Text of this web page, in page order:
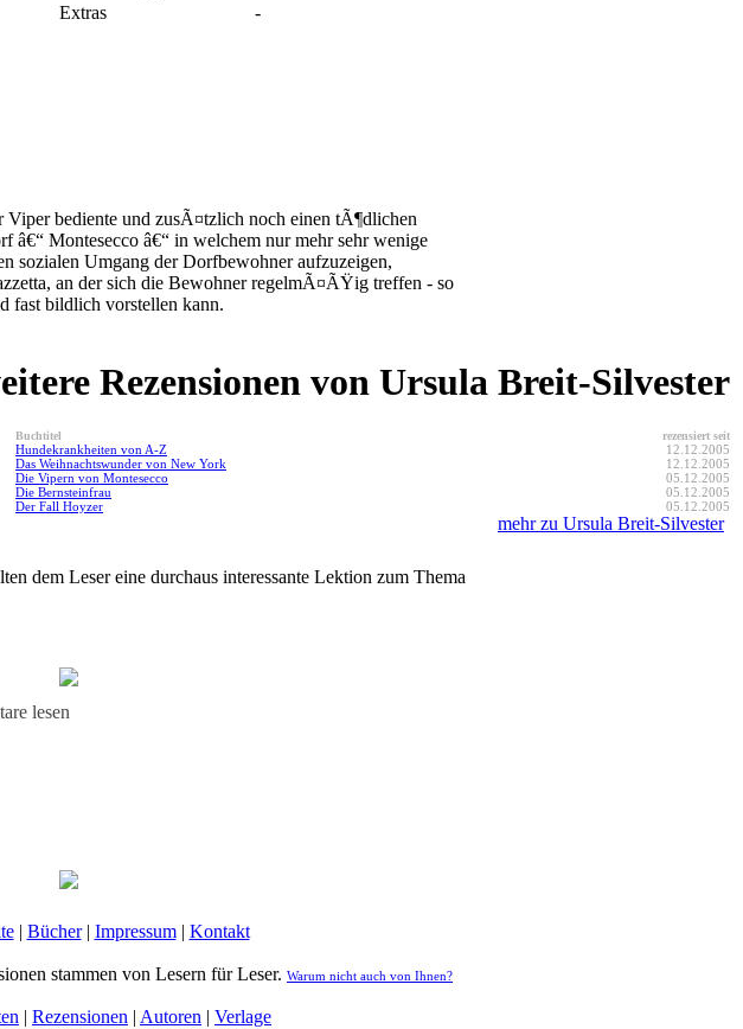
Extras
-
bediente und zusÃ¤tzlich noch einen tÃ¶dlichen
â€“ Montesecco â€“ in welchem nur mehr sehr wenige
sozialen Umgang der Dorfbewohner aufzuzeigen,
an der sich die Bewohner regelmÃ¤ÃŸig treffen - so
fast bildlich vorstellen kann.
Rezensionen von Ursula Breit-Silvester
rezensiert seit
Buchtitel
12.12.2005
Hundekrankheiten von A-Z
12.12.2005
Das Weihnachtswunder von New York
05.12.2005
Die Vipern von Montesecco
05.12.2005
Die Bernsteinfrau
05.12.2005
Der Fall Hoyzer
mehr zu Ursula Breit-Silvester
dem Leser eine durchaus interessante Lektion zum Thema
| Bücher| Impressum| Kontakt
stammen von Lesern für Leser. Warum nicht auch von Ihnen?
| Rezensionen | Autoren | Verlage